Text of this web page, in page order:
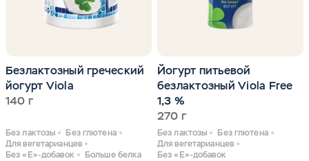
Безлактозный греческий
йогурт Viola
140 г
Без лактозы
Без глютена
Для вегетарианцев
Без «Е»-добавок
Больше белка
Йогурт питьевой
безлактозный Viola Free
1,3 %
270 г
Без лактозы
Без глютена
Для вегетарианцев
Без «Е»-добавок